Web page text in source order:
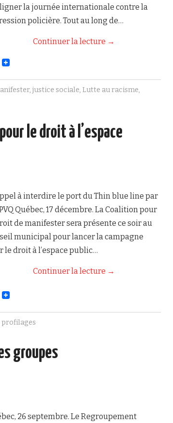
la journée internationale contre la
policière. Tout au long de…
Continuer la lecture →
T
, justice sociale, Lutte au racisme,
le droit à l’espace
à interdire le port du Thin blue line par
Québec, 17 décembre. La Coalition pour
de manifester sera présente ce soir au
municipal pour lancer la campagne
le droit à l’espace public…
Continuer la lecture →
T
profilages
groupes
26 septembre. Le Regroupement